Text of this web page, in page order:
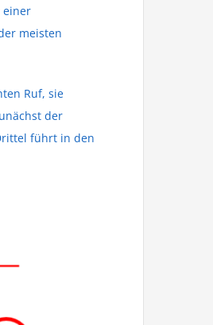
einer
meisten
Ruf, sie
der
führt in den